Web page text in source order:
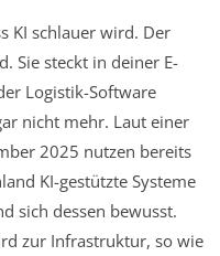
KI schlauer wird. Der
Sie steckt in deiner E-
Logistik-Software
nicht mehr. Laut einer
2025 nutzen bereits
KI-gestützte Systeme
sich dessen bewusst.
zur Infrastruktur, so wie